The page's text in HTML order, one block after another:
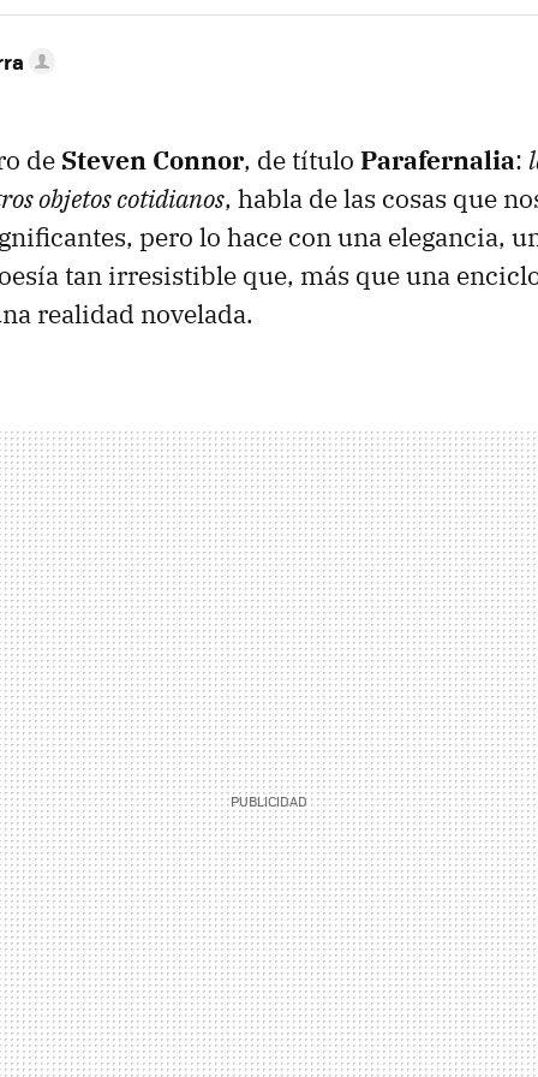
de Steven Connor, de título Parafernalia:
objetos cotidianos, habla de las cosas que
pero lo hace con una elegancia,
tan irresistible que, más que una
realidad novelada.